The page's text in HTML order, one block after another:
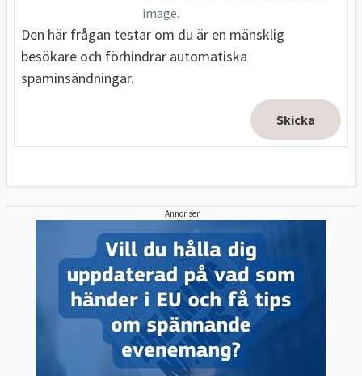
image.
Den här frågan testar om du är en mänsklig
besökare och förhindrar automatiska
spaminsändningar.
Annonser